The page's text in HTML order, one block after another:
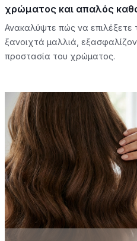
χρώματος και απαλός
Ανακαλύψτε πώς να
ξανοιχτά μαλλιά,
προστασία του χρώματος.